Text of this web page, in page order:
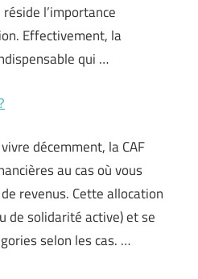
l’importance
Effectivement, la
qui …
décemment, la CAF
au cas où vous
revenus. Cette allocation
de solidarité active) et se
selon les cas. …